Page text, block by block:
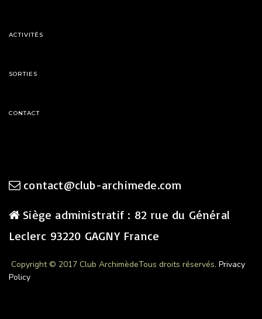
ACTIVITÉS
SORTIES
CONTACT
contact@club-archimede.com
Siège administratif : 82 rue du Général
Leclerc 93220 GAGNY France
Copyright © 2017 Club ArchimèdeTous droits réservés. Privacy
Policy